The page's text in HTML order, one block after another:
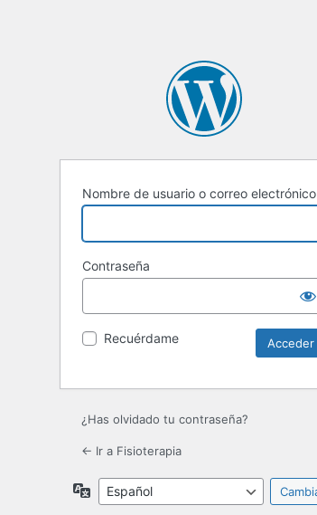
Nombre de usuario o correo electrónico
Contraseña
Recuérdame
¿Has olvidado tu contraseña?
← Ir a Fisioterapia
Idioma